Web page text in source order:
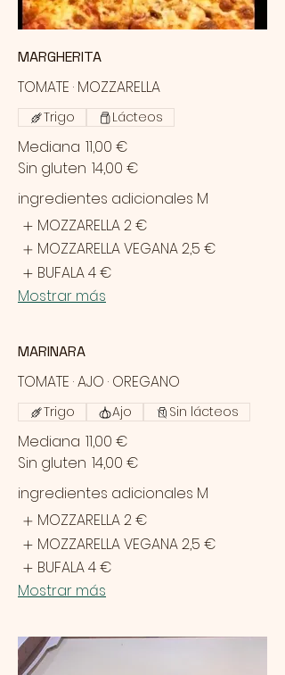
MARGHERITA
TOMATE · MOZZARELLA
Mediana 11,00 €
Sin gluten 14,00 €
Trigo Lácteos
ingredientes adicionales M
MOZZARELLA2 €
MOZZARELLA VEGANA2,5 €
BUFALA4 €
Mostrar más
MARINARA
TOMATE · AJO · OREGANO
Mediana 11,00 €
Sin gluten 14,00 €
Trigo Ajo Sin lácteos
ingredientes adicionales M
MOZZARELLA2 €
MOZZARELLA VEGANA2,5 €
BUFALA4 €
Mostrar más